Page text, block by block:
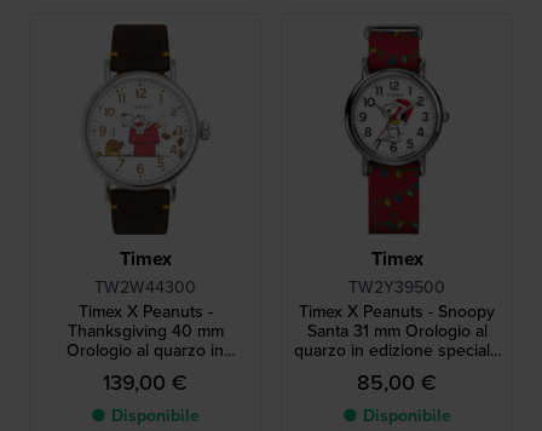
Timex
TW2W44300
Timex X Peanuts -
Thanksgiving 40 mm
Orologio al quarzo in
edizione speciale con
quadrante Snoopy
139,00 €
● Disponibile
Timex
TW2Y39500
Timex X Peanuts - Snoopy
Santa 31 mm Orologio al
quarzo in edizione speciale
con quadrante Snoopy
85,00 €
● Disponibile